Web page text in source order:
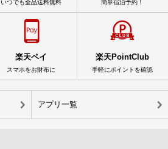
いつでも全品送料無料 簡単宿泊予約！
楽天ペイ
スマホをお財布に
楽天PointClub
手軽にポイントを確認
アプリ一覧